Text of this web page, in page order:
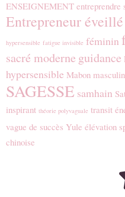
ENSEIGNEMENT entreprendre
Entrepreneur éveillé
hypersensible fatigue invisible féminin
sacré moderne guidance
hypersensible Mabon
SAGESSE samhain
inspirant théorie polyvaguale transit
vague de succès Yule élévation
chinoise